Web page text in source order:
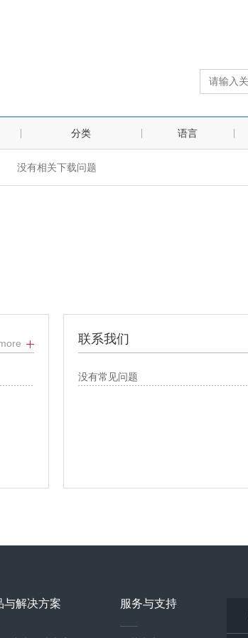
分类 语言
没有相关下载问题
联系我们
没有常见问题
与解决方案 服务与支持